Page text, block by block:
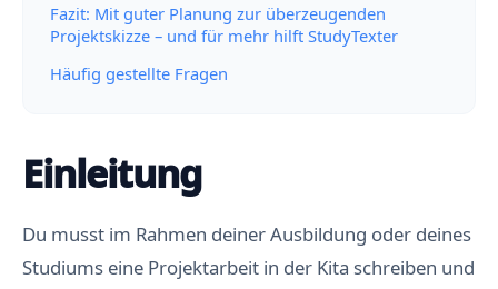
Fazit: Mit guter Planung zur überzeugenden
Projektskizze – und für mehr hilft StudyTexter
Häufig gestellte Fragen
Einleitung
Du musst im Rahmen deiner Ausbildung oder deines
Studiums eine Projektarbeit in der Kita schreiben und